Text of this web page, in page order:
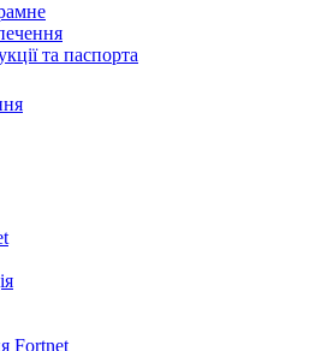
та паспорта
Fortnet